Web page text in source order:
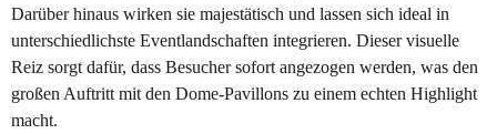
Darüber hinaus wirken sie majestätisch und lassen sich ideal in
unterschiedlichste Eventlandschaften integrieren. Dieser visuelle
Reiz sorgt dafür, dass Besucher sofort angezogen werden, was den
großen Auftritt mit den Dome-Pavillons zu einem echten Highlight
macht.